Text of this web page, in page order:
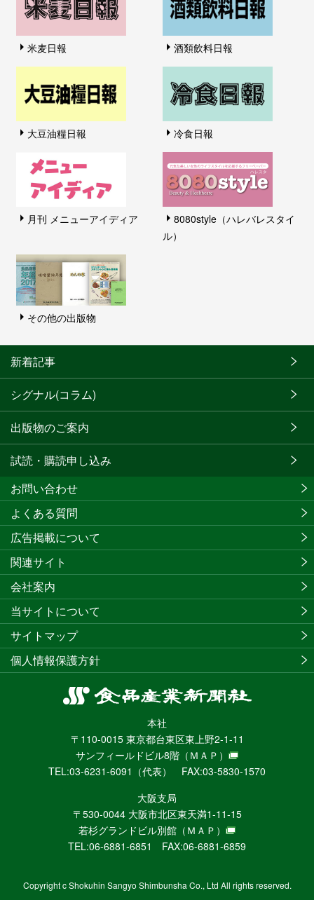
米麦日報 酒類飲料日報
大豆油糧日報 冷食日報
月刊 メニューアイディア
8080style（ハレバレスタイ
ル）
その他の出版物
新着記事
シグナル(コラム)
出版物のご案内
試読・購読申し込み
食
産
業
新
聞
社
ニ
ュ
ー
WEB
本社
〒110-0015 東京都台東区東上野2-1-11
サンフィールドビル8階 （ＭＡＰ）
TEL:03-6231-6091（代表） FAX:03-5830-1570
大阪支局
〒530-0044 大阪市北区東天満1-11-15
若杉グランドビル別館 （ＭＡＰ）
TEL:06-6881-6851 FAX:06-6881-6859
お問い合わせ
よくある質問
広告掲載について
関連サイト
会社案内
当サイトについて
サイトマップ
個人情報保護方針
Copyright c Shokuhin Sangyo Shimbunsha Co., Ltd All rights reserved.